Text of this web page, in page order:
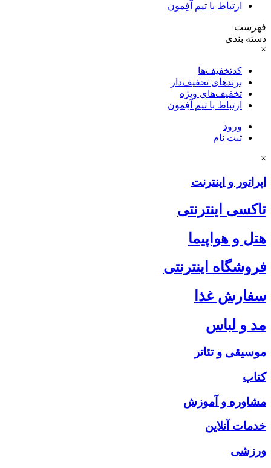
ارتباط با تیم آفِمون
فهرست
دسته بندی
×
کدتخفیف‌ها
برندهای تخفیف‌دار
تخفیف‌های ویژه
ارتباط با تیم آفِمون
ورود
ثبت نام
×
اپراتور و اینترنت
تاکسی اینترنتی
هتل و هواپیما
فروشگاه اینترنتی
سفارش غذا
مد و لباس
موسیقی و تئاتر
کتاب
مشاوره و آموزش
خدمات آنلاین
ورزشی